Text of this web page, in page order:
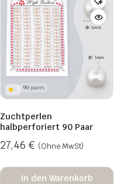
Zuchtperlen
halbperforiert 90 Paar
27,46 € (Ohne MwSt)
In den Warenkorb